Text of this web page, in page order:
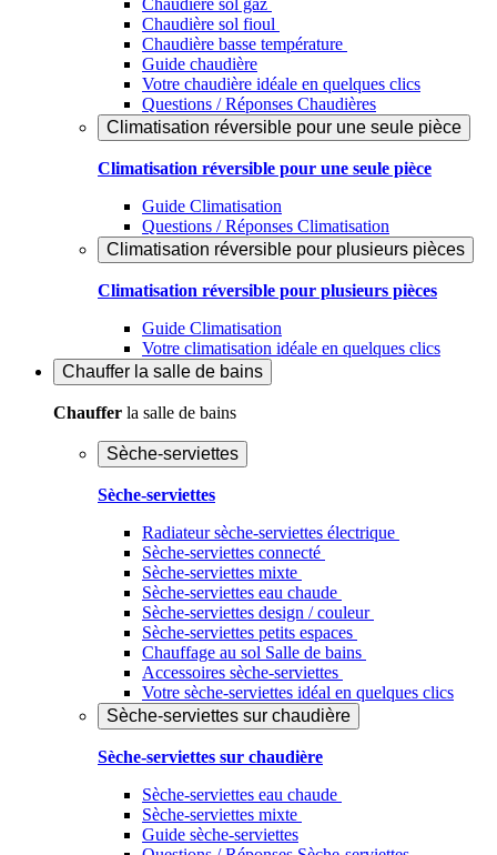
Chaudière sol gaz
Chaudière sol fioul
Chaudière basse température
Guide chaudière
Votre chaudière idéale en quelques clics
Questions / Réponses Chaudières
Climatisation réversible pour une seule pièce
Climatisation réversible pour une seule pièce
Guide Climatisation
Questions / Réponses Climatisation
Climatisation réversible pour plusieurs pièces
Climatisation réversible pour plusieurs pièces
Guide Climatisation
Votre climatisation idéale en quelques clics
Chauffer la salle de bains
Chauffer la salle de bains
Sèche-serviettes
Sèche-serviettes
Radiateur sèche-serviettes électrique
Sèche-serviettes connecté
Sèche-serviettes mixte
Sèche-serviettes eau chaude
Sèche-serviettes design / couleur
Sèche-serviettes petits espaces
Chauffage au sol Salle de bains
Accessoires sèche-serviettes
Votre sèche-serviettes idéal en quelques clics
Sèche-serviettes sur chaudière
Sèche-serviettes sur chaudière
Sèche-serviettes eau chaude
Sèche-serviettes mixte
Guide sèche-serviettes